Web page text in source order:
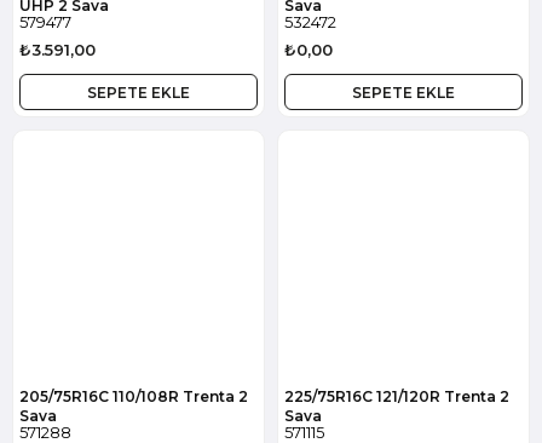
UHP 2 Sava
579477
₺3.591,00
SEPETE EKLE
Sava
532472
₺0,00
SEPETE EKLE
205/75R16C 110/108R Trenta 2
Sava
571288
225/75R16C 121/120R Trenta 2
Sava
571115